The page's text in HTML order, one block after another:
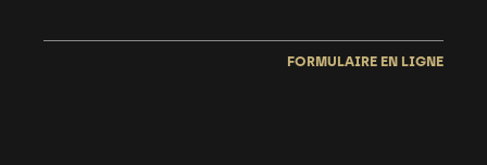
FORMULAIRE EN LIGNE